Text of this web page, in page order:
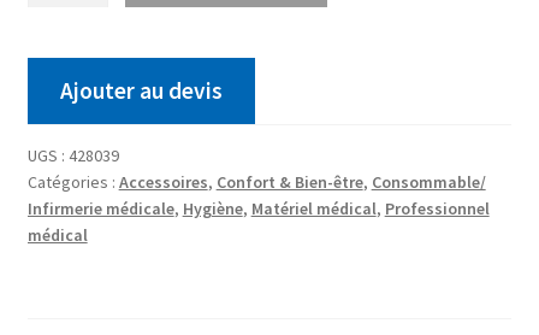
Ajouter au devis
UGS : 428039
Catégories : Accessoires, Confort & Bien-être, Consommable/
Infirmerie médicale, Hygiène, Matériel médical, Professionnel
médical